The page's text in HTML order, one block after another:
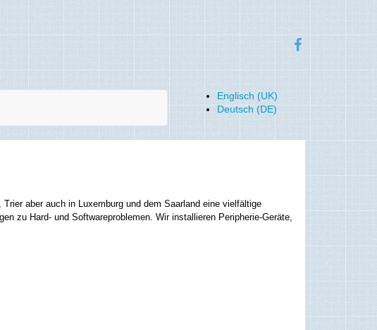
Englisch (UK)
Deutsch (DE)
aber auch in Luxemburg und dem Saarland eine vielfältige
zu Hard- und Softwareproblemen. Wir installieren Peripherie-Geräte,